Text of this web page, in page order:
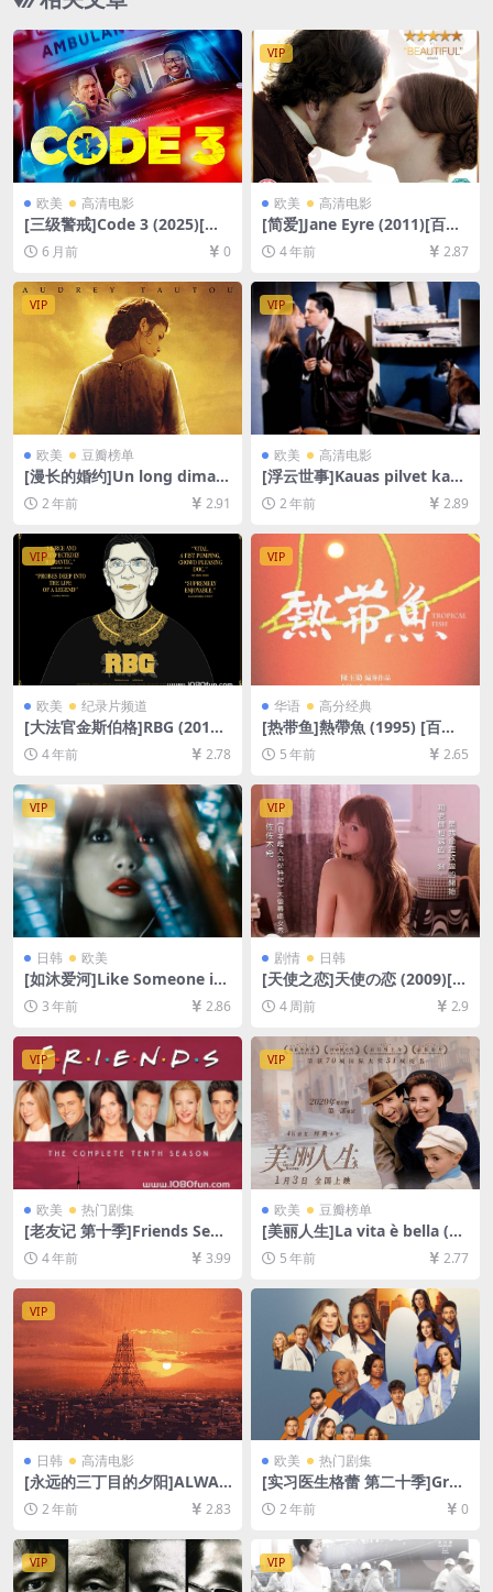
欧美 高清电影
[三级警戒]Code 3 (2025)[百
度网盘+夸克网盘1080P超清
未删减资源][网盘在线播放/下
载][MKV/5.8GB][中文字幕]
6 月前 0
VIP
欧美 高清电影
[简爱]Jane Eyre (2011)[百度
网盘+迅雷云盘资源1080P超
清未删减][MP4/7.4GB][中英
字幕]
4 年前 2.87
VIP
欧美 豆瓣榜单
[漫长的婚约]Un long diman
che de fiançailles (2004)[百
度网盘+夸克网盘1080P超清
载][MP4/8.6GB][中文字幕]
2 年前 2.91
VIP
欧美 高清电影
[浮云世事]Kauas pilvet kark
aavat (1996)[百度网盘+夸克
网盘1080P超清未删减资源]
3GB][中文字幕]
2 年前 2.89
VIP
欧美 纪录片频道
[大法官金斯伯格]RBG (2018)
[百度网盘+迅雷云盘资源1080
P超清未删减][MP4/6GB][中
英字幕]
4 年前 2.78
VIP
华语 高分经典
[热带鱼]熱帶魚 (1995) [百度
网盘+迅雷云盘资源1080P超
清][MP4/6.2GB][原声中字]
5 年前 2.65
VIP
日韩 欧美
[如沐爱河]Like Someone in
Love (2012)[百度网盘+夸克
网盘1080P超清未删减资源]
[网盘在线播放/下载][MP4/7.
1GB][中文字幕]
3 年前 2.86
VIP
剧情 日韩
[天使之恋]天使の恋 (2009)[百
度网盘+夸克网盘1080P超清
未删减资源][网盘在线播放/下
载][MP4/8GB][中文字幕]
4 周前 2.9
VIP
欧美 热门剧集
[老友记 第十季]Friends Seas
on 10 (2003)[百度网盘+夸克
网盘资源1080P超清未删减]
4 年前 3.99
VIP
欧美 豆瓣榜单
[美丽人生]La vita è bella (19
97)[百度网盘+迅雷云盘资源1
080P超清未删减][MP4/7.5G
5 年前 2.77
VIP
日韩 高清电影
[永远的三丁目的夕阳]ALWAY
S 三丁目の夕日 (2005)[百度
网盘+夸克网盘1080P超清未
删减资源][网盘在线播放/下
载][MP4/8.7GB][中文字幕]
2 年前 2.83
欧美 热门剧集
[实习医生格蕾 第二十季]Gre
y’s Anatomy Season 20 (20
24)[百度网盘+夸克网盘1080P
超清未删减资源][网盘在线播
放/下载][MP4/18GB][奈飞官
方中字]
2 年前 0
VIP VIP